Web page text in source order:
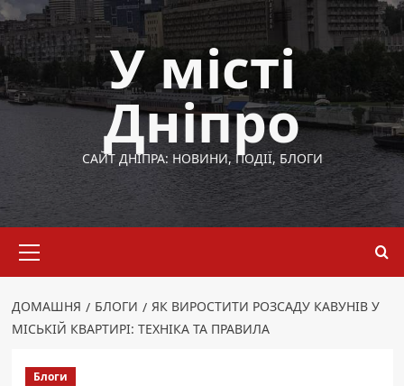
Перейти
до
вмісту
У місті
Дніпро
САЙТ ДНІПРА: НОВИНИ, ПОДІЇ, БЛОГИ
меню
ДОМАШНЯ БЛОГИ
ЯК ВИРОСТИТИ РОЗСАДУ КАВУНІВ У
МІСЬКІЙ КВАРТИРІ: ТЕХНІКА ТА ПРАВИЛА
Блоги